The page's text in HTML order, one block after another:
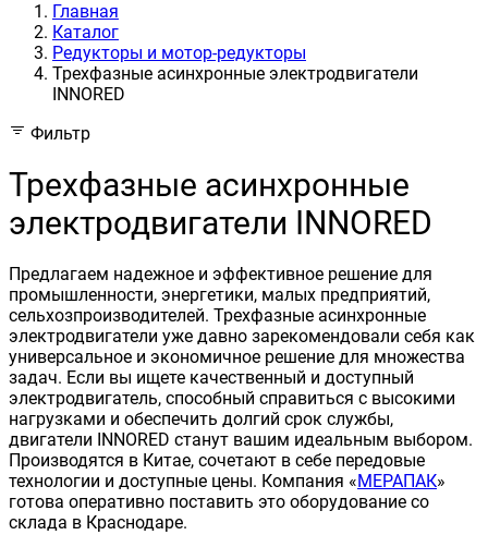
Главная
Каталог
Редукторы и мотор-редукторы
Трехфазные асинхронные электродвигатели
INNORED
Фильтр
Трехфазные асинхронные
электродвигатели INNORED
Предлагаем надежное и эффективное решение для
промышленности, энергетики, малых предприятий,
сельхозпроизводителей. Трехфазные асинхронные
электродвигатели уже давно зарекомендовали себя как
универсальное и экономичное решение для множества
задач. Если вы ищете качественный и доступный
электродвигатель, способный справиться с высокими
нагрузками и обеспечить долгий срок службы,
двигатели INNORED станут вашим идеальным выбором.
Производятся в Китае, сочетают в себе передовые
технологии и доступные цены. Компания «МЕРАПАК»
готова оперативно поставить это оборудование со
склада в Краснодаре.